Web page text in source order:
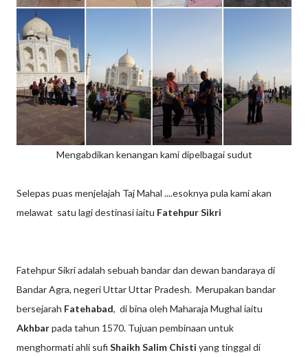
Mengabdikan kenangan kami dipelbagai sudut
Selepas puas menjelajah Taj Mahal ....esoknya pula kami akan
melawat satu lagi destinasi iaitu Fatehpur Sikri
Fatehpur Sikri adalah sebuah bandar dan dewan bandaraya di
Bandar Agra, negeri Uttar Uttar Pradesh. Merupakan bandar
bersejarah Fatehabad, di bina oleh Maharaja Mughal iaitu
Akhbarpada tahun 1570. Tujuan pembinaan untuk
menghormati ahli sufi Shaikh Salim Chisti yang tinggal di